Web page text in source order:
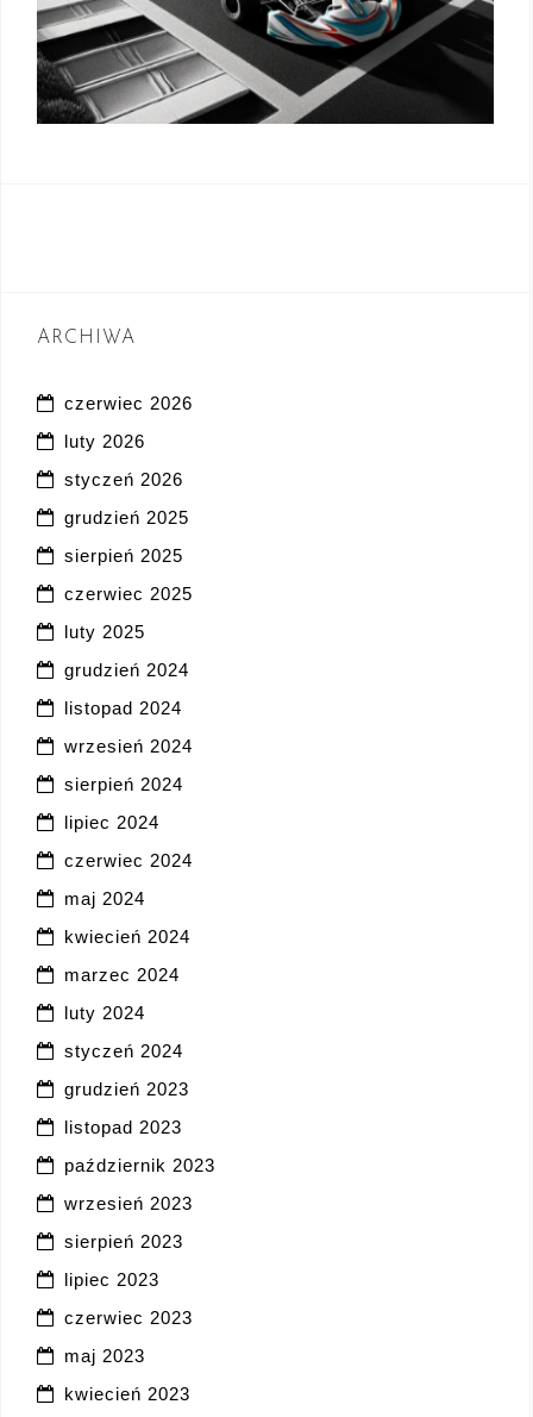
ARCHIWA
czerwiec 2026
luty 2026
styczeń 2026
grudzień 2025
sierpień 2025
czerwiec 2025
luty 2025
grudzień 2024
listopad 2024
wrzesień 2024
sierpień 2024
lipiec 2024
czerwiec 2024
maj 2024
kwiecień 2024
marzec 2024
luty 2024
styczeń 2024
grudzień 2023
listopad 2023
październik 2023
wrzesień 2023
sierpień 2023
lipiec 2023
czerwiec 2023
maj 2023
kwiecień 2023